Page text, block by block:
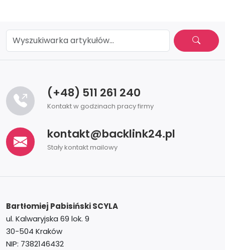
(+48) 511 261 240
Kontakt w godzinach pracy firmy
kontakt@backlink24.pl
Stały kontakt mailowy
Bartłomiej PabisińskiSCYLA
ul. Kalwaryjska 69 lok. 9
30-504 Kraków
NIP: 7382146432